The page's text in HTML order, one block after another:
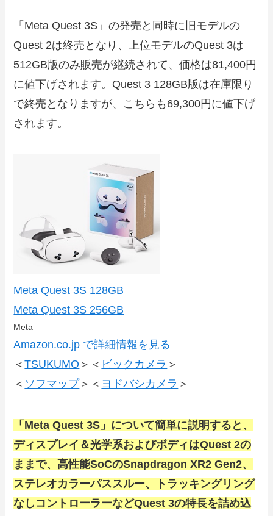
「Meta Quest 3S」の発売と同時に旧モデルの
Quest 2は終売となり、上位モデルのQuest 3は
512GB版のみ販売が継続されて、価格は81,400円
に値下げされます。Quest 3 128GB版は在庫限り
で終売となりますが、こちらも69,300円に値下げ
されます。
Meta Quest 3S 128GB
Meta Quest 3S 256GB
Meta
Amazon.co.jp で詳細情報を見る
＜TSUKUMO ＞＜ ビックカメラ ＞
＜ ソフマップ＞＜ ヨドバシカメラ ＞
「Meta Quest 3S」について簡単に説明すると、
ディスプレイ＆光学系およびボディはQuest 2の
ままで、高性能SoCのSnapdragon XR2 Gen2、
ステレオカラーパススルー、トラッキングリング
なしコントローラーなどQuest 3の特長を詰め込